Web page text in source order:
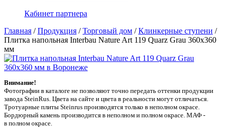
Кабинет партнера
Главная /Продукция /Торговый дом /Клинкерные ступени /
Плитка напольная Interbau Nature Art 119 Quarz Grau 360x360
мм
Внимание!
Фотографии в каталоге не позволяют точно передать оттенки продукции
заводa SteinRus. Цвета на сайте и цвета в реальности могут отличаться.
Тротуарные плиты Steinrus производятся только в неполном окрасе.
Бордюрный камень производится в неполном и полном окрасе. МАФ -
в полном окрасе.